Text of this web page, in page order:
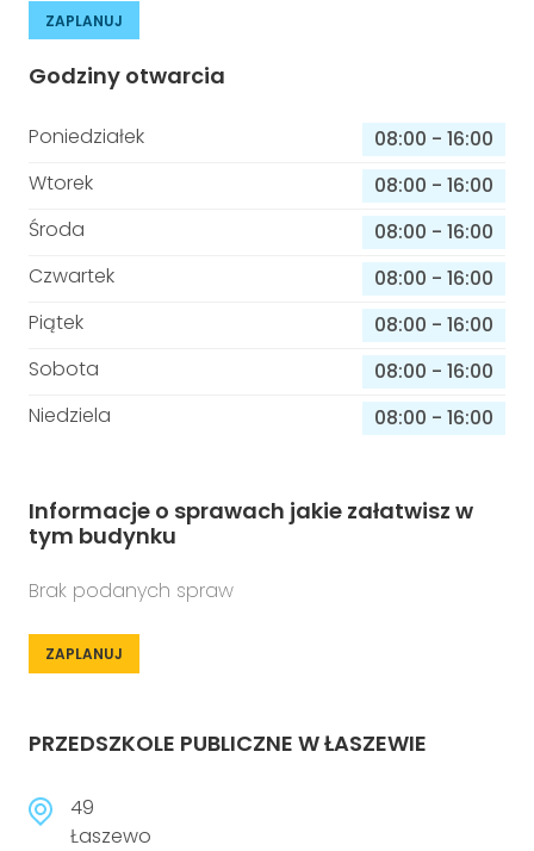
ZAPLANUJ
Godziny otwarcia
Poniedziałek 08:00 - 16:00
Wtorek
08:00 - 16:00
Środa
08:00 - 16:00
Czwartek
08:00 - 16:00
Piątek
08:00 - 16:00
Sobota
08:00 - 16:00
Niedziela
08:00 - 16:00
Informacje o sprawach jakie załatwisz w
tym budynku
Brak podanych spraw
ZAPLANUJ
PRZEDSZKOLE PUBLICZNE W ŁASZEWIE
49
Łaszewo